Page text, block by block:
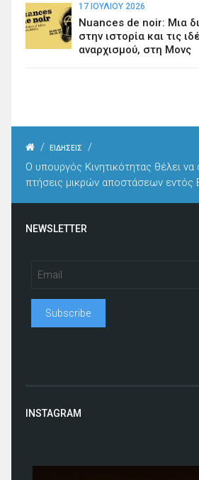
17 ΙΟΥΛΊΟΥ 2026
Nuances de noir: Μια
στην ιστορία και τις
αναρχισμού, στη Μονς
/ ΕΙΔΗΣΕΙΣ
/
Ο υπουργός Κινητικότητας θέλει να
πτήσεις μικρών αποστάσεων εντός
NEWSLETTER
INSTAGRAM